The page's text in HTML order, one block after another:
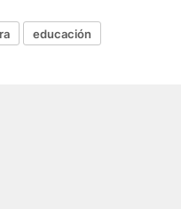
educación